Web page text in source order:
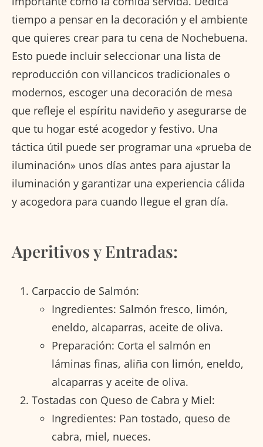
tiempo a pensar en la decoración y el ambiente
que quieres crear para tu cena de Nochebuena.
Esto puede incluir seleccionar una lista de
reproducción con villancicos tradicionales o
modernos, escoger una decoración de mesa
que refleje el espíritu navideño y asegurarse de
que tu hogar esté acogedor y festivo. Una
táctica útil puede ser programar una «prueba de
iluminación» unos días antes para ajustar la
iluminación y garantizar una experiencia cálida
y acogedora para cuando llegue el gran día.
Aperitivos y Entradas:
Carpaccio de Salmón:
Ingredientes: Salmón fresco, limón,
eneldo, alcaparras, aceite de oliva.
Preparación: Corta el salmón en
láminas finas, aliña con limón, eneldo,
alcaparras y aceite de oliva.
Tostadas con Queso de Cabra y Miel:
Ingredientes: Pan tostado, queso de
cabra, miel, nueces.